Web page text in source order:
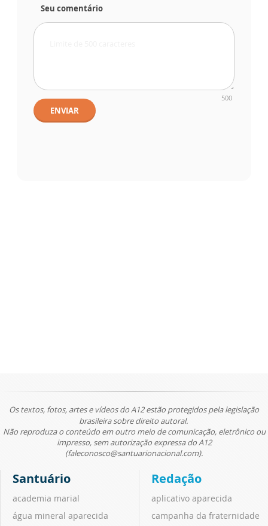
Seu comentário
500
ENVIAR
Os textos, fotos, artes e vídeos do A12 estão protegidos pela legislação
brasileira sobre direito autoral.
Não reproduza o conteúdo em outro meio de comunicação, eletrônico ou
impresso, sem autorização expressa do A12
(faleconosco@santuarionacional.com).
Santuário
academia marial
água mineral aparecida
Redação
aplicativo aparecida
campanha da fraternidade